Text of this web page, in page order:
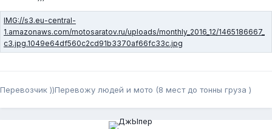
Перевозчик ))Перевожу людей и мото (8 мест до тонны груза )